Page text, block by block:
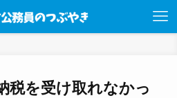
税を受け取れなかっ